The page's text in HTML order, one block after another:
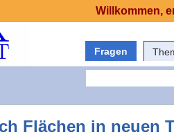
Fragen
Flächen in neuen
Willkommen,